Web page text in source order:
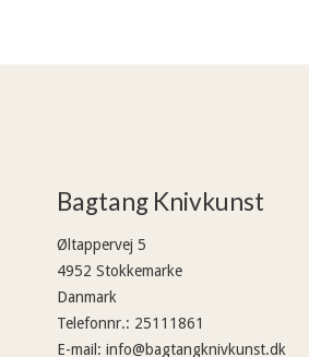
Bagtang Knivkunst
Øltappervej 5
4952 Stokkemarke
Danmark
Telefonnr.: 25111861
E-mail : info@bagtangknivkunst.dk